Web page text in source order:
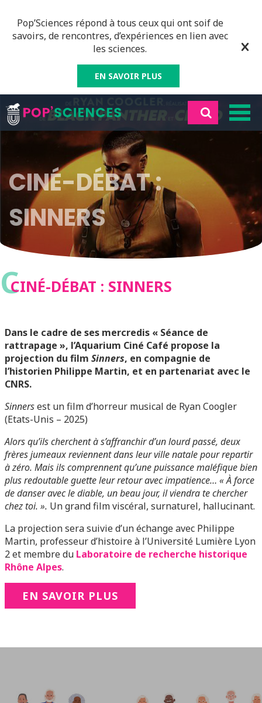
Pop’Sciences répond à tous ceux qui ont soif de
savoirs, de rencontres, d’expériences en lien avec
les sciences.
EN SAVOIR PLUS
CINÉ-DÉBAT :
SINNERS
CCINÉ-DÉBAT : SINNERS
Dans le cadre de ses mercredis « Séance de
rattrapage », l’Aquarium Ciné Café propose la
projection du film Sinners, en compagnie de
l’historien Philippe Martin, et en partenariat avec le
CNRS.
Sinnersest un film d’horreur musical de Ryan Coogler
(Etats-Unis – 2025)
Alors qu’ils cherchent à s’affranchir d’un lourd passé, deux
frères jumeaux reviennent dans leur ville natale pour repartir
à zéro. Mais ils comprennent qu’une puissance maléfique bien
plus redoutable guette leur retour avec impatience… « À force
de danser avec le diable, un beau jour, il viendra te chercher
chez toi. ». Un grand film viscéral, surnaturel, hallucinant.
La projection sera suivie d’un échange avec Philippe
Martin, professeur d’histoire à l’Université Lumière Lyon
2 et membre du Laboratoire de recherche historique
Rhône Alpes.
EN SAVOIR PLUS